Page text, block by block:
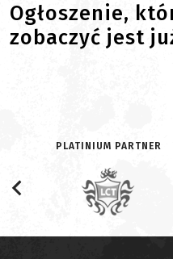
Ogłoszenie,
zobaczyć jest
PLATINIUM PARTNER